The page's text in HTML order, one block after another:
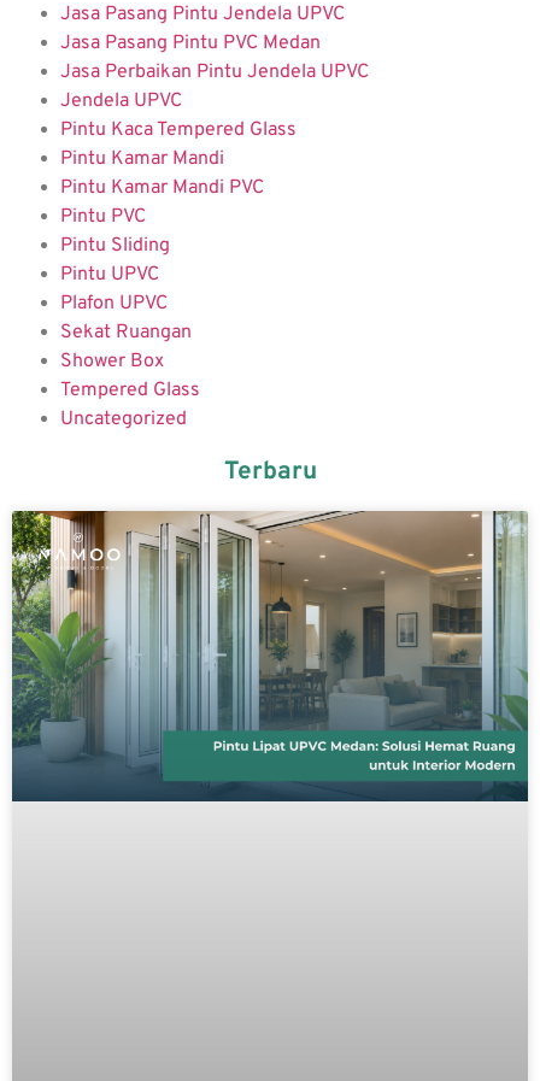
Jasa Pasang Pintu Jendela UPVC
Jasa Pasang Pintu PVC Medan
Jasa Perbaikan Pintu Jendela UPVC
Jendela UPVC
Pintu Kaca Tempered Glass
Pintu Kamar Mandi
Pintu Kamar Mandi PVC
Pintu PVC
Pintu Sliding
Pintu UPVC
Plafon UPVC
Sekat Ruangan
Shower Box
Tempered Glass
Uncategorized
Terbaru